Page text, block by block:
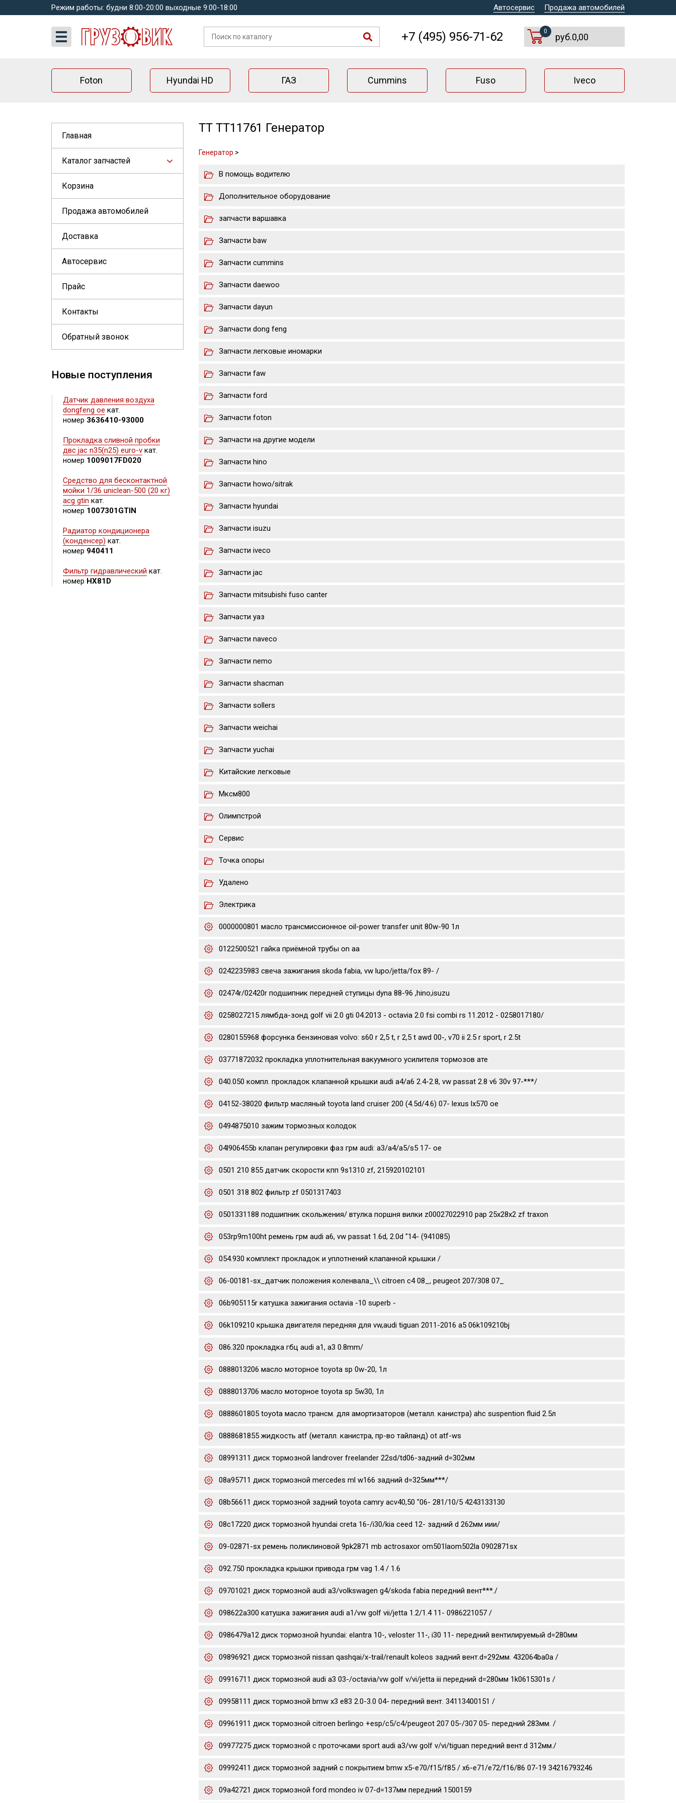
Режим работы: будни 8:00-20:00 выходные 9:00-18:00 Автосервис Продажа автомобилей
+7 (495) 956-71-62 0
руб.0,00
Foton Hyundai HD ГАЗ Cummins Fuso Iveco
Главная
Каталог запчастей
Корзина
Продажа автомобилей
Доставка
Автосервис
Прайс
Контакты
Обратный звонок
Новые поступления
Датчик давления воздуха
dongfeng oe кат.
номер 3636410-93000
Прокладка сливной пробки
двс jac n35(n25) euro-v кат.
номер 1009017FD020
Средство для бесконтактной
мойки 1/36 uniclean-500 (20 кг)
acg gtin кат.
номер 1007301GTIN
Радиатор кондиционера
(конденсер) кат.
номер 940411
Фильтр гидравлический кат.
номер HX81D
TT TT11761 Генератор
Генератор >
В помощь водителю
Дополнительное оборудование
запчасти варшавка
Запчасти baw
Запчасти cummins
Запчасти daewoo
Запчасти dayun
Запчасти dong feng
Запчасти легковые иномарки
Запчасти faw
Запчасти ford
Запчасти foton
Запчасти на другие модели
Запчасти hino
Запчасти howo/sitrak
Запчасти hyundai
Запчасти isuzu
Запчасти iveco
Запчасти jac
Запчасти mitsubishi fuso canter
Запчасти уаз
Запчасти naveco
Запчасти nemo
Запчасти shacman
Запчасти sollers
Запчасти weichai
Запчасти yuchai
Китайские легковые
Мксм800
Олимпстрой
Сервис
Точка опоры
Удалено
Электрика
0000000801 масло трансмиссионное oil-power transfer unit 80w-90 1л
0122500521 гайка приёмной трубы on aa
0242235983 свеча зажигания skoda fabia, vw lupo/jetta/fox 89- /
02474r/02420r подшипник передней ступицы dyna 88-96 ,hino,isuzu
0258027215 лямбда-зонд golf vii 2.0 gti 04.2013 - octavia 2.0 fsi combi rs 11.2012 - 0258017180/
0280155968 форсунка бензиновая volvo: s60 r 2,5 t, r 2,5 t awd 00-, v70 ii 2.5 r sport, r 2.5t
03771872032 прокладка уплотнительная вакуумного усилителя тормозов ате
040.050 компл. прокладок клапанной крышки audi a4/a6 2.4-2.8, vw passat 2.8 v6 30v 97-***/
04152-38020 фильтр масляный toyota land cruiser 200 (4.5d/4.6) 07- lexus lx570 oe
0494875010 зажим тормозных колодок
04l906455b клапан регулировки фаз грм audi: a3/a4/a5/s5 17- oe
0501 210 855 датчик скорости кпп 9s1310 zf, 215920102101
0501 318 802 фильтр zf 0501317403
0501331188 подшипник скольжения/ втулка поршня вилки z00027022910 pap 25x28x2 zf traxon
053rp9m100ht ремень грм audi a6, vw passat 1.6d, 2.0d "14- (941085)
054.930 комплект прокладок и уплотнений клапанной крышки /
06-00181-sx_датчик положения коленвала_\\ citroen c4 08_, peugeot 207/308 07_
06b905115r катушка зажигания octavia -10 superb -
06k109210 крышка двигателя передняя для vw,audi tiguan 2011-2016 a5 06k109210bj
086.320 прокладка гбц audi a1, a3 0.8mm/
0888013206 масло моторное toyota sp 0w-20, 1л
0888013706 масло моторное toyota sp 5w30, 1л
0888601805 toyota масло трансм. для амортизаторов (металл. канистра) ahc suspention fluid 2.5л
0888681855 жидкость atf (металл. канистра, пр-во тайланд) ot atf-ws
08991311 диск тормозной landrover freelander 22sd/td06-задний d=302мм
08a95711 диск тормозной mercedes ml w166 задний d=325мм***/
08b56611 диск тормозной задний toyota camry acv40,50 "06- 281/10/5 4243133130
08c17220 диск тормозной hyundai creta 16-/i30/kia ceed 12- задний d 262мм иии/
09-02871-sx ремень поликлиновой 9pk2871 mb actrosaxor om501laom502la 0902871sx
092.750 прокладка крышки привода грм vag 1.4 / 1.6
09701021 диск тормозной audi a3/volkswagen g4/skoda fabia передний вент***./
098622a300 катушка зажигания audi a1/vw golf vii/jetta 1.2/1.4 11- 0986221057 /
0986479a12 диск тормозной hyundai: elantra 10-, veloster 11-, i30 11- передний вентилируемый d=280мм
09896921 диск тормозной nissan qashqai/x-trail/renault koleos задний вент.d=292мм. 432064ba0a /
09916711 диск тормозной audi a3 03-/octavia/vw golf v/vi/jetta iii передний d=280мм 1k0615301s /
09958111 диск тормозной bmw x3 e83 2.0-3.0 04- передний вент. 34113400151 /
09961911 диск тормозной citroen berlingo +esp/c5/c4/peugeot 207 05-/307 05- передний 283мм. /
09977275 диск тормозной c проточками sport audi a3/vw golf v/vi/tiguan передний вент.d 312мм./
09992411 диск тормозной задний с покрытием bmw x5-e70/f15/f85 / x6-e71/e72/f16/86 07-19 34216793246
09a42721 диск тормозной ford mondeo iv 07-d=137мм передний 1500159